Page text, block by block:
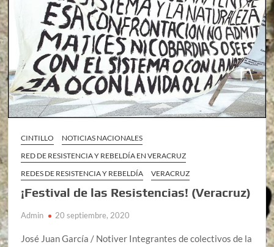
CINTILLO
NOTICIAS NACIONALES
RED DE RESISTENCIA Y REBELDÍA EN VERACRUZ
REDES DE RESISTENCIA Y REBELDÍA
VERACRUZ
¡Festival de las Resistencias! (Veracruz)
Admin 20 septiembre, 2020
José Juan García / Notiver Integrantes de colectivos de la